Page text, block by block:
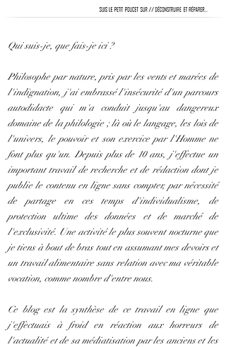
Qui suis-je, que fais-je ici ?
Philosophe par nature, pris par les vents et marées de
l'indignation, j'ai embrassé l'insécurité d'un parcours
autodidacte qui m'a conduit jusqu'au dangereux
domaine de la philologie ; là où le langage, les lois de
l'univers, le pouvoir et son exercice par l'Homme ne
font plus qu'un. Depuis plus de 10 ans, j'effectue un
important travail de recherche et de rédaction dont je
publie le contenu en ligne sans compter, par nécessité
de partage en ces temps d'individualisme, de
protection ultime des données et de marché de
l'exclusivité. Une activité le plus souvent nocturne que
je tiens à bout de bras tout en assumant mes devoirs et
un travail alimentaire sans relation avec ma véritable
vocation, comme nombre d'entre nous.
Ce blog est la synthèse de ce travail en ligne que
j'effectuais à froid en réaction aux horreurs de
l'actualité et de sa médiatisation par les anciens et les